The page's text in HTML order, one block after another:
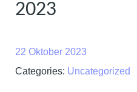
2023
22 Oktober 2023
Categories: Uncategorized